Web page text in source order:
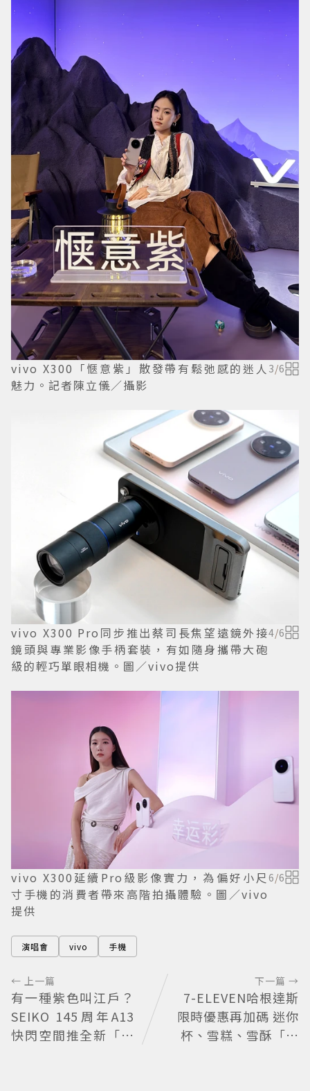
vivo X300「愜意紫」散發帶有鬆弛感的迷人
魅力。記者陳立儀／攝影
3/6
vivo X300 Pro同步推出蔡司長焦望遠鏡外接
鏡頭與專業影像手柄套裝，有如隨身攜帶大砲
級的輕巧單眼相機。圖／vivo提供
4/6
vivo X300延續Pro級影像實力，為偏好小尺
寸手機的消費者帶來高階拍攝體驗。圖／vivo
提供
6/6
演唱會 vivo 手機
← 上一篇
有一種紫色叫江戶？
SEIKO 145周年A13
快閃空間推全新「江
下一篇 →
7-ELEVEN哈根達斯
限時優惠再加碼 迷你
杯、雪糕、雪酥「買